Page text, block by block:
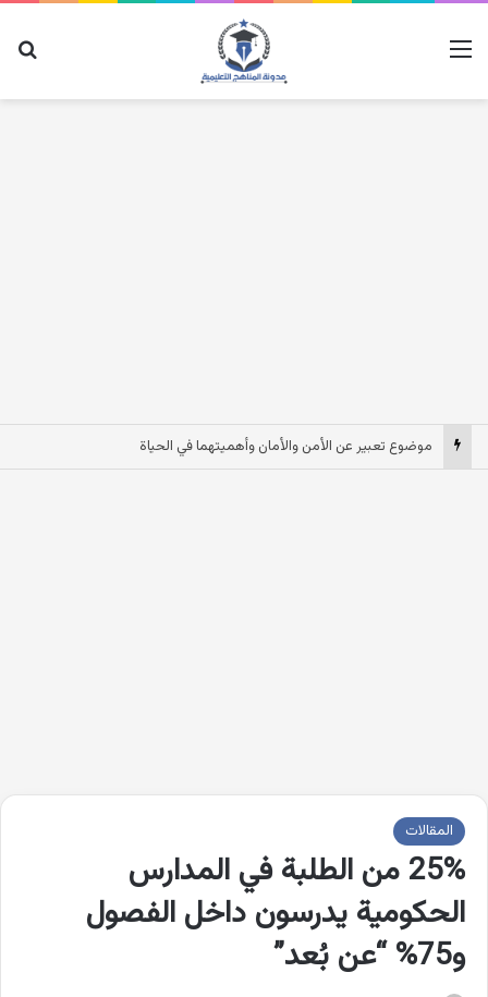
القائمة
موضوع تعبير عن الأمن والأمان وأهميتهما في الحياة
المقالات
25% من الطلبة في المدارس
الحكومية يدرسون داخل الفصول
و75% “عن بُعد”